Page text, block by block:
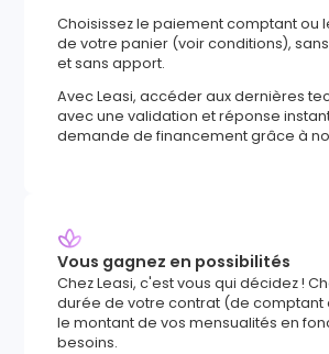
Choisissez le paiement comptant ou
de votre panier (voir conditions),
et sans apport.
Avec Leasi, accéder aux dernières
avec une validation et réponse
demande de financement grâce à
Vous gagnez en possibilités
Chez Leasi, c'est vous qui décidez !
durée de votre contrat (de comptant
le montant de vos mensualités en
besoins.